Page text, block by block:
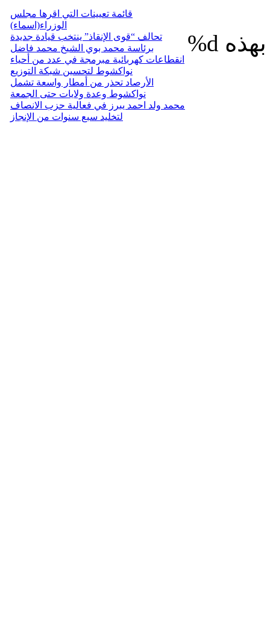
قائمة تعيينات التي اقرها مجلس
الوزراء(اسماء)
تحالف “قوى الإنقاذ” ينتخب قيادة جديدة
برئاسة محمد بوي الشيخ محمد فاضل
انقطاعات كهربائية مبرمجة في عدد من أحياء
نواكشوط لتحسين شبكة التوزيع
الأرصاد تحذر من أمطار واسعة تشمل
نواكشوط وعدة ولايات حتى الجمعة
محمد ولد احمد يبرز في فعالية حزب الانصاف
لتخليد سبع سنوات من الإنجاز
%d